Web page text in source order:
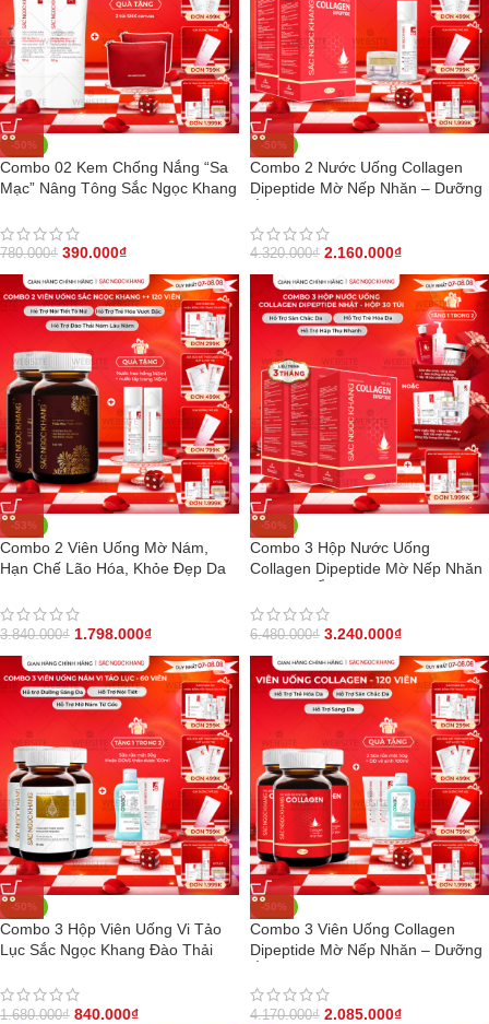
-50%
Combo 02 Kem Chống Nắng “Sa
Mạc” Nâng Tông Sắc Ngọc Khang
780.000₫ 390.000₫
-50%
Combo 2 Nước Uống Collagen
Dipeptide Mờ Nếp Nhăn – Dưỡng
trình 2 tháng
4.320.000₫ 2.160.000₫
-53%
Combo 2 Viên Uống Mờ Nám,
Hạn Chế Lão Hóa, Khỏe Đẹp Da
tháng)
3.840.000₫ 1.798.000₫
-50%
Combo 3 Hộp Nước Uống
Collagen Dipeptide Mờ Nếp Nhăn
6.480.000₫ 3.240.000₫
-50%
Combo 3 Hộp Viên Uống Vi Tảo
Lục Sắc Ngọc Khang Đào Thải
1.680.000₫ 840.000₫
-50%
Combo 3 Viên Uống Collagen
Dipeptide Mờ Nếp Nhăn – Dưỡng
4.170.000₫ 2.085.000₫